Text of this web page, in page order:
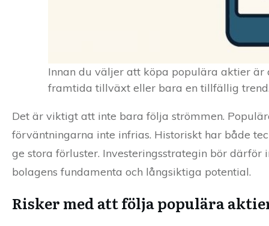
Innan du väljer att köpa populära aktier
framtida tillväxt eller bara en tillfällig
Det är viktigt att inte bara följa strömmen.
förväntningarna inte infrias. Historiskt har både
ge stora förluster. Investeringsstrategin bör
bolagens fundamenta och långsiktiga potential.
Risker med att följa populära